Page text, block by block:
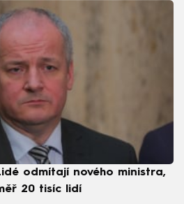
odmítají nového ministra,
20 tisíc lidí